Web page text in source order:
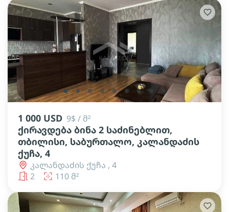
lens lens lens lens lens lens lens lens
1 000 USD 9$ / მ²
ქირავდება ბინა 2 საძინებლით,
თბილისი, საბურთალო, კალანდაძის
ქუჩა, 4
კალანდაძის ქუჩა , 4
2
110 მ²